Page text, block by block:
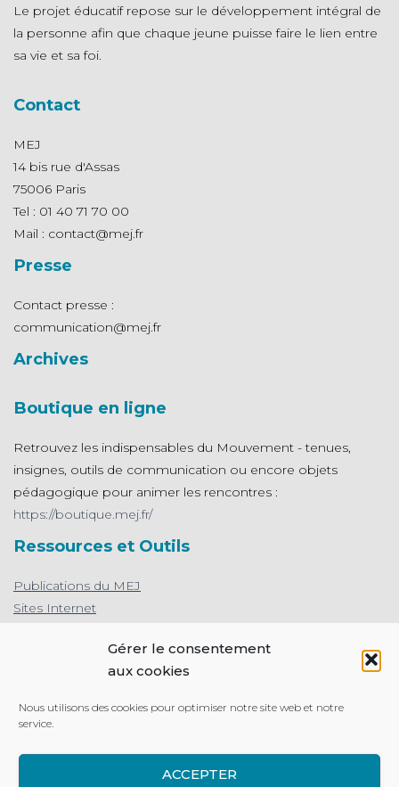
Gérer le consentement
aux cookies
Nous utilisons des cookies pour optimiser notre site web et notre
service.
ACCEPTER
Le projet éducatif repose sur le développement intégral de
la personne afin que chaque jeune puisse faire le lien entre
sa vie et sa foi.
Contact
MEJ
14 bis rue d'Assas
75006 Paris
Tel : 01 40 71 70 00
Mail : contact@mej.fr
Presse
Contact presse :
communication@mej.fr
Archives
Boutique en ligne
Retrouvez les indispensables du Mouvement - tenues,
insignes, outils de communication ou encore objets
pédagogique pour animer les rencontres :
https://boutique.mej.fr/
Ressources et Outils
Publications du MEJ
Sites Internet
Protection des mineurs : le MEJ s’engage
MENTIONS LÉGALES PLAN DU SITE